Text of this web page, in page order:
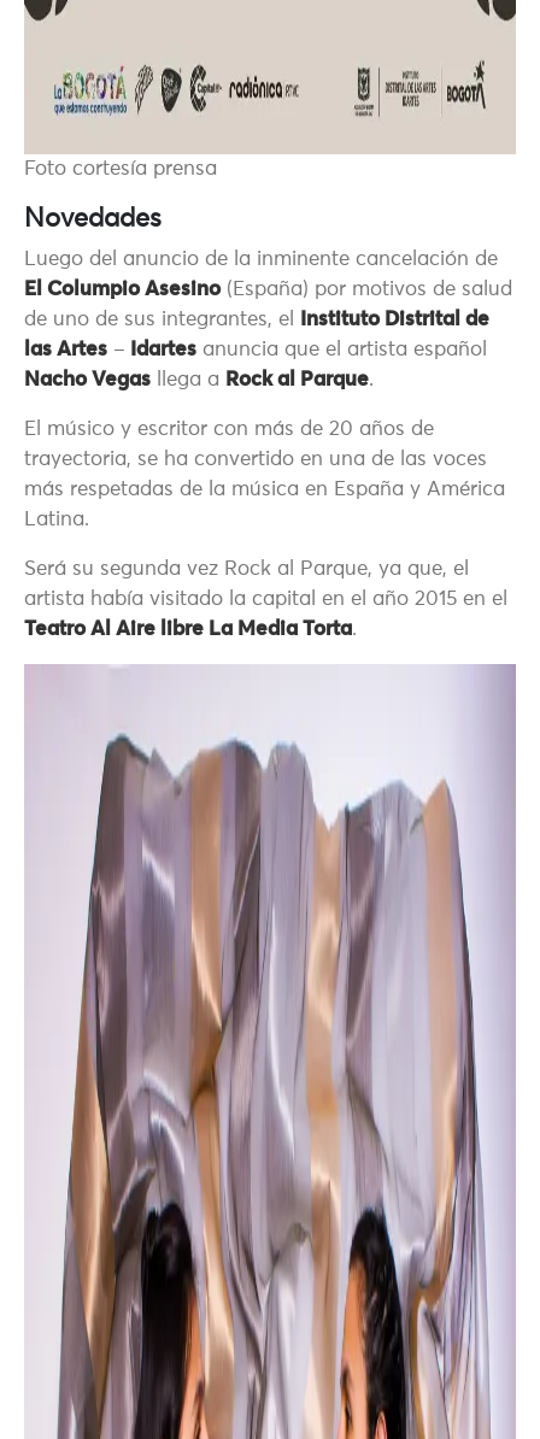
Foto cortesía prensa
Novedades
Luego del anuncio de la inminente cancelación de
El Columpio Asesino(España) por motivos de salud
de uno de sus integrantes, el
Instituto Distrital de
las Artes – Idartes anuncia que el artista español
Nacho Vegas llega a Rock al Parque.
El músico y escritor con más de 20 años de
trayectoria, se ha convertido en una de las voces
más respetadas de la música en España y América
Latina.
Será su segunda vez Rock al Parque, ya que, el
artista había visitado la capital en el año 2015 en el
Teatro Al Aire libre La Media Torta.